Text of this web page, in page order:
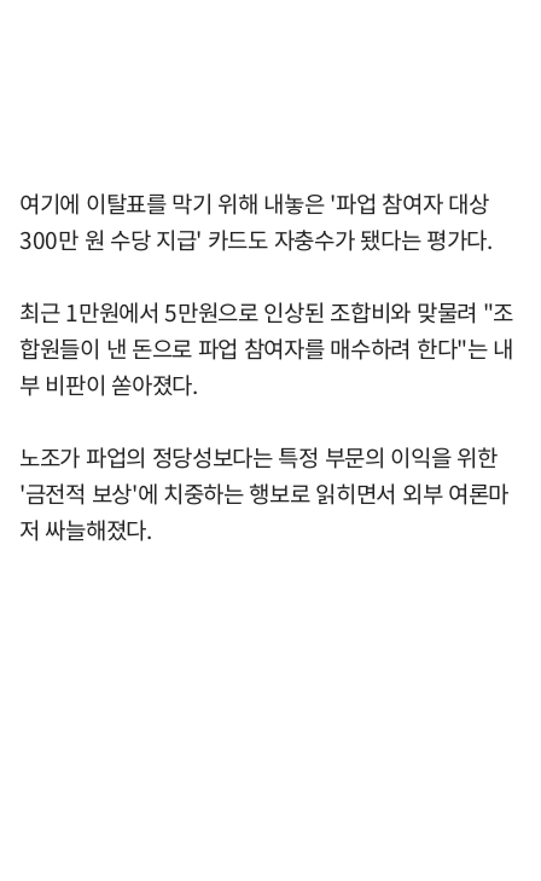
여기에 이탈표를 막기 위해 내놓은 '파업 참여자 대상
300만 원 수당 지급' 카드도 자충수가 됐다는 평가다.
최근 1만원에서 5만원으로 인상된 조합비와 맞물려 "조
합원들이 낸 돈으로 파업 참여자를 매수하려 한다"는 내
부 비판이 쏟아졌다.
노조가 파업의 정당성보다는 특정 부문의 이익을 위한
'금전적 보상'에 치중하는 행보로 읽히면서 외부 여론마
저 싸늘해졌다.